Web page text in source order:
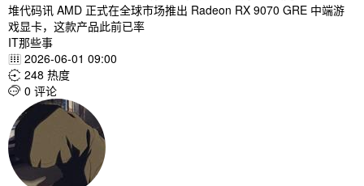
堆代码讯 AMD 正式在全球市场推出 Radeon RX 9070 GRE 中端游
戏显卡，这款产品此前已率
IT那些事
 2026-06-01 09:00
 248 热度
 0 评论